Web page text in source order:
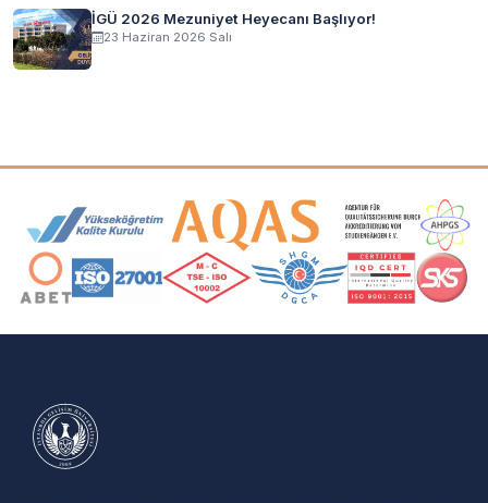
İGÜ 2026 Mezuniyet Heyecanı Başlıyor!
23 Haziran 2026 Salı
Akreditasyon ve Üyelik Logoları